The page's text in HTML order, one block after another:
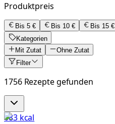
Produktpreis
Bis 5 € Bis 10 € Bis 15 €
Kategorien
Mit Zutat
Ohne Zutat
Filter
1756 Rezepte gefunden
683kcal